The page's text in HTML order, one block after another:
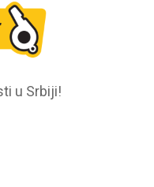
u Srbiji!